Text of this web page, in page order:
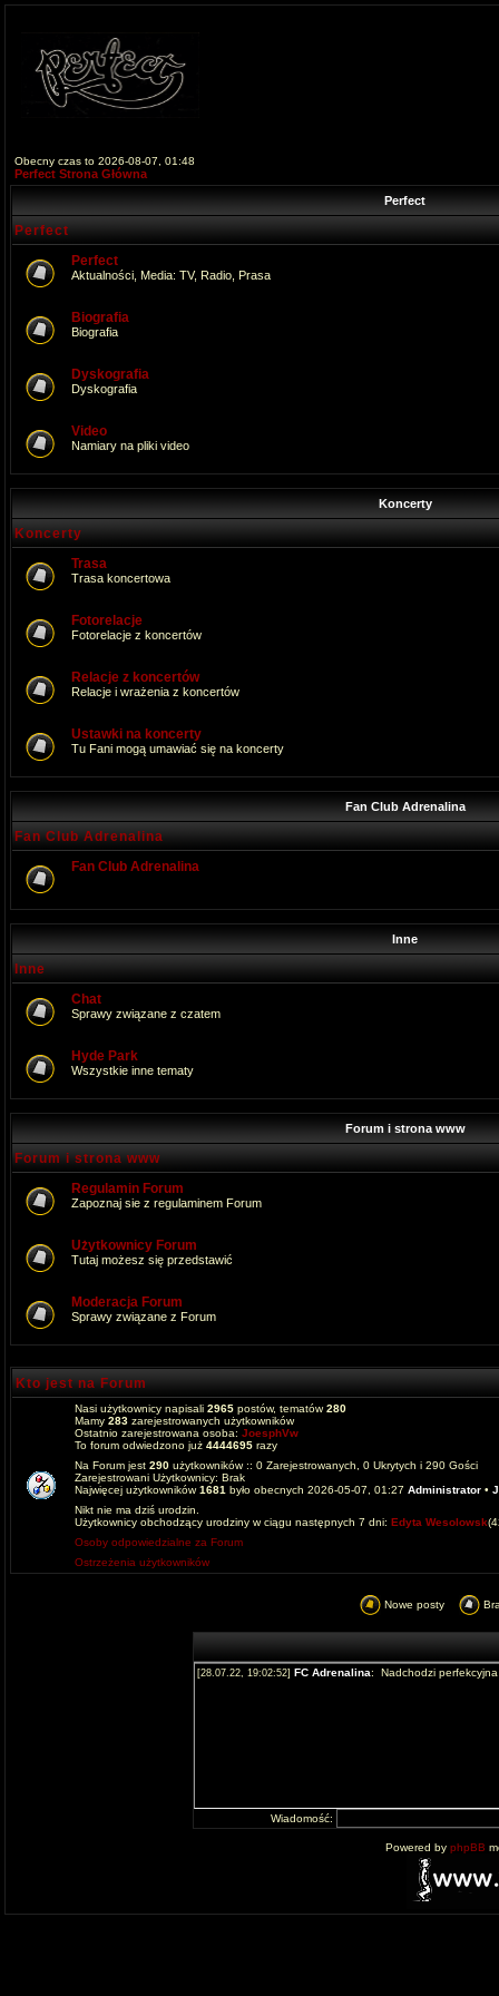
Obecny czas to 2026-08-07, 01:48
Perfect Strona Główna
Perfect
Perfect
Perfect
Aktualności, Media: TV, Radio, Prasa
Biografia
Biografia
Dyskografia
Dyskografia
Video
Namiary na pliki video
Koncerty
Koncerty
Trasa
Trasa koncertowa
Fotorelacje
Fotorelacje z koncertów
Relacje z koncertów
Relacje i wrażenia z koncertów
Ustawki na koncerty
Tu Fani mogą umawiać się na koncerty
Fan Club Adrenalina
Fan Club Adrenalina
Fan Club Adrenalina
Inne
Inne
Chat
Sprawy związane z czatem
Hyde Park
Wszystkie inne tematy
Forum i strona www
Forum i strona www
Regulamin Forum
Zapoznaj sie z regulaminem Forum
Użytkownicy Forum
Tutaj możesz się przedstawić
Moderacja Forum
Sprawy związane z Forum
Kto jest na Forum
Nasi użytkownicy napisali 2965 postów, tematów280
Mamy 283 zarejestrowanych użytkowników
Ostatnio zarejestrowana osoba: JoesphVw
To forum odwiedzono już 4444695 razy
Na Forum jest 290 użytkowników :: 0 Zarejestrowanych, 0 Ukrytych i 290 Gości
Zarejestrowani Użytkownicy: Brak
Najwięcej użytkowników1681 było obecnych 2026-05-07, 01:27 Administrator •
Nikt nie ma dziś urodzin.
Użytkownicy obchodzący urodziny w ciągu następnych 7 dni: Edyta Wesolowsk
Osoby odpowiedzialne za Forum
Ostrzeżenia użytkowników
Nowe posty
Wiadomość:
Powered by phpBB